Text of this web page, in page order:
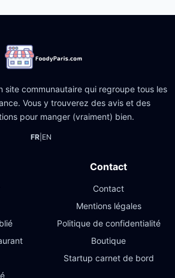
site communautaire qui regroupe tous les
Vous y trouverez des avis et des
pour manger (vraiment) bien.
FR| EN
Contact
Contact
Mentions légales
Politique de confidentialité
Boutique
Startup carnet de bord